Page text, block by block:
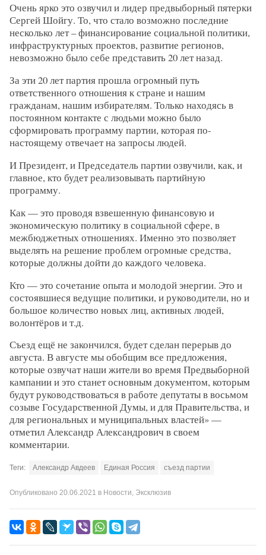
Очень ярко это озвучил и лидер предвыборный пятерки
Сергей Шойгу. То, что стало возможно последние
несколько лет – финансирование социальной политики,
инфраструктурных проектов, развитие регионов,
невозможно было себе представить 20 лет назад.
За эти 20 лет партия прошла огромный путь
ответственного отношения к стране и нашим
гражданам, нашим избирателям. Только находясь в
постоянном контакте с людьми можно было
сформировать программу партии, которая по-
настоящему отвечает на запросы людей.
И Президент, и Председатель партии озвучили, как, и
главное, кто будет реализовывать партийную
программу.
Как — это проводя взвешенную финансовую и
экономическую политику в социальной сфере, в
межбюджетных отношениях. Именно это позволяет
выделять на решение проблем огромные средства,
которые должны дойти до каждого человека.
Кто — это сочетание опыта и молодой энергии. Это и
состоявшиеся ведущие политики, и руководители, но и
большое количество новых лиц, активных людей,
волонтёров и т.д.
Съезд ещё не закончился, будет сделан перерыв до
августа. В августе мы обобщим все предложения,
которые озвучат наши жители во время Предвыборной
кампании и это станет основным документом, которым
будут руководствоваться в работе депутаты в восьмом
созыве Государственной Думы, и для Правительства, и
для региональных и муниципальных властей» —
отметил Александр Александрович в своем
комментарии.
Теги: Александр Авдеев Единая Россия съезд партии
Опубликовано 20.06.2021 в Новости, Эксклюзив